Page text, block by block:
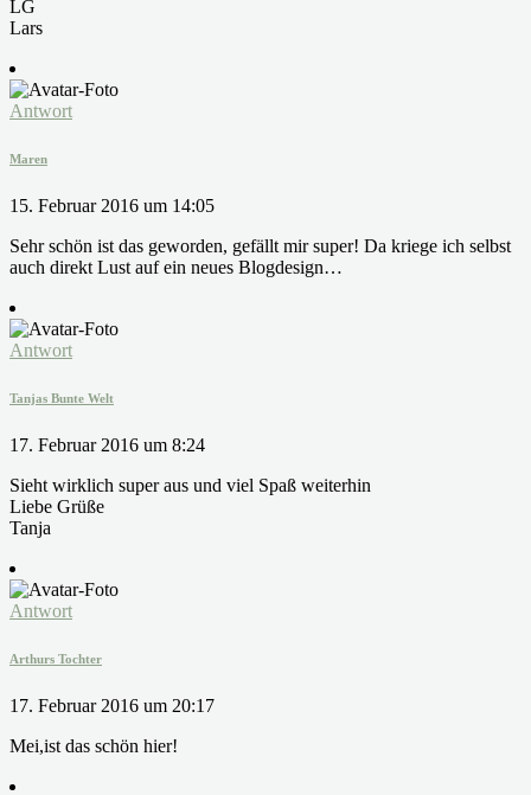
LG
Lars
Antwort
Maren
15. Februar 2016 um 14:05
Sehr schön ist das geworden, gefällt mir super! Da kriege ich selbst
auch direkt Lust auf ein neues Blogdesign…
Antwort
Tanjas Bunte Welt
17. Februar 2016 um 8:24
Sieht wirklich super aus und viel Spaß weiterhin
Liebe Grüße
Tanja
Antwort
Arthurs Tochter
17. Februar 2016 um 20:17
Mei,ist das schön hier!